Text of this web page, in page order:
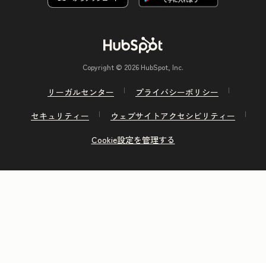
Copyright © 2026 HubSpot, Inc.
リーガルセンター
プライバシーポリシー
セキュリティー
ウェブサイトアクセシビリティー
Cookie設定を管理する